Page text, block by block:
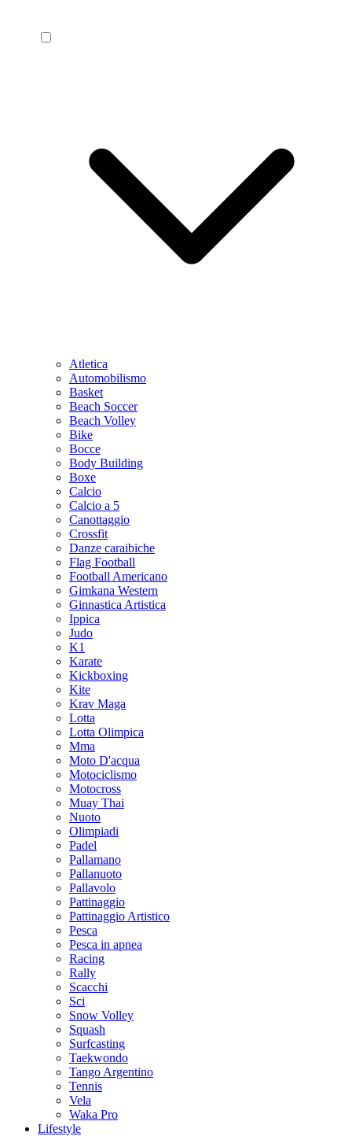
Atletica
Automobilismo
Basket
Beach Soccer
Beach Volley
Bike
Bocce
Body Building
Boxe
Calcio
Calcio a 5
Canottaggio
Crossfit
Danze caraibiche
Flag Football
Football Americano
Gimkana Western
Ginnastica Artistica
Ippica
Judo
K1
Karate
Kickboxing
Kite
Krav Maga
Lotta
Lotta Olimpica
Mma
Moto D'acqua
Motociclismo
Motocross
Muay Thai
Nuoto
Olimpiadi
Padel
Pallamano
Pallanuoto
Pallavolo
Pattinaggio
Pattinaggio Artistico
Pesca
Pesca in apnea
Racing
Rally
Scacchi
Sci
Snow Volley
Squash
Surfcasting
Taekwondo
Tango Argentino
Tennis
Vela
Waka Pro
Lifestyle